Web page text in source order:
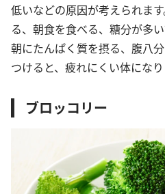
低いなどの原因が考えられま
る、朝食を食べる、糖分が多
朝にたんぱく質を摂る、腹八
つけると、疲れにくい体になり
ブロッコリー